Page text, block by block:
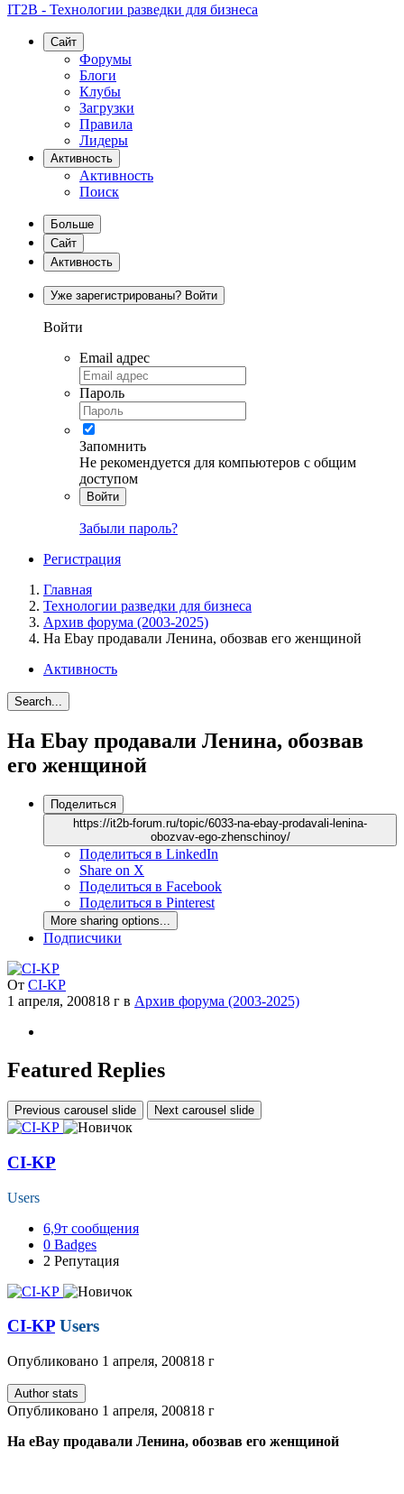
IT2B - Технологии разведки для бизнеса
Сайт
Форумы
Блоги
Клубы
Загрузки
Правила
Лидеры
Активность
Активность
Поиск
Больше
Сайт
Активность
Уже зарегистрированы? Войти
Войти
Email адрес
Пароль
Запомнить
Не рекомендуется для компьютеров с общим
доступом
Войти
Забыли пароль?
Регистрация
Главная
Технологии разведки для бизнеса
Архив форума (2003-2025)
На Ebay продавали Ленина, обозвав его женщиной
Активность
Search...
На Ebay продавали Ленина, обозвав
его женщиной
Поделиться
https://it2b-forum.ru/topic/6033-na-ebay-prodavali-lenina-
obozvav-ego-zhenschinoy/
Поделиться в LinkedIn
Share on X
Поделиться в Facebook
Поделиться в Pinterest
More sharing options...
Подписчики
От CI-KP
1 апреля, 200818 г в Архив форума (2003-2025)
Featured Replies
Previous carousel slide Next carousel slide
CI-KP
Users
6,9т сообщения
0 Badges
2 Репутация
CI-KP Users
Опубликовано 1 апреля, 200818 г
Author stats
Опубликовано 1 апреля, 200818 г
На eBay продавали Ленина, обозвав его женщиной